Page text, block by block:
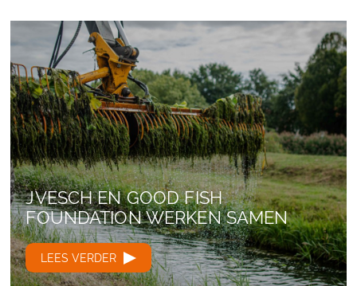
JVESCH EN GOOD FISH
FOUNDATION WERKEN SAMEN
LEES VERDER